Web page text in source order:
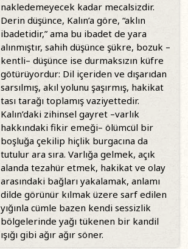
nakledemeyecek kadar mecalsizdir.
Derin düşünce, Kalın’a göre, “aklın
ibadetidir,” ama bu ibadet de yara
alınmıştır, sahih düşünce şükre, bozuk –
kentli– düşünce ise durmaksızın küfre
götürüyordur: Dil içeriden ve dışarıdan
sarsılmış, akıl yolunu şaşırmış, hakikat
tası tarağı toplamış vaziyettedir.
Kalın’daki zihinsel gayret –varlık
hakkındaki fikir emeği– ölümcül bir
boşluğa çekilip hiçlik burgacına da
tutulur ara sıra. Varlığa gelmek, açık
alanda tezahür etmek, hakikat ve olay
arasındaki bağları yakalamak, anlamı
dilde görünür kılmak üzere sarf edilen
yığınla cümle bazen kendi sessizlik
bölgelerinde yağı tükenen bir kandil
ışığı gibi ağır ağır söner.